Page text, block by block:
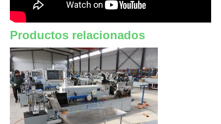
Productos relacionados